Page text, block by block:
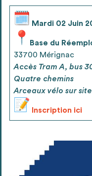
Mardi 02 Juin
Base du
33700 Mérignac
Accès Tram A, bus
Quatre chemins
Arceaux vélo sur site
Inscription ici